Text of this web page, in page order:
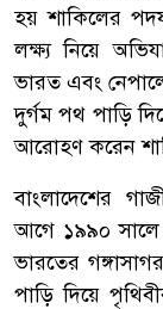
হয় শাকিলের
লক্ষ্য নিয়ে
ভারত এবং
দুর্গম পথ পাড়ি
আরোহণ করেন
বাংলাদেশের
আগে ১৯৯০ সালে
ভারতের
পাড়ি দিয়ে